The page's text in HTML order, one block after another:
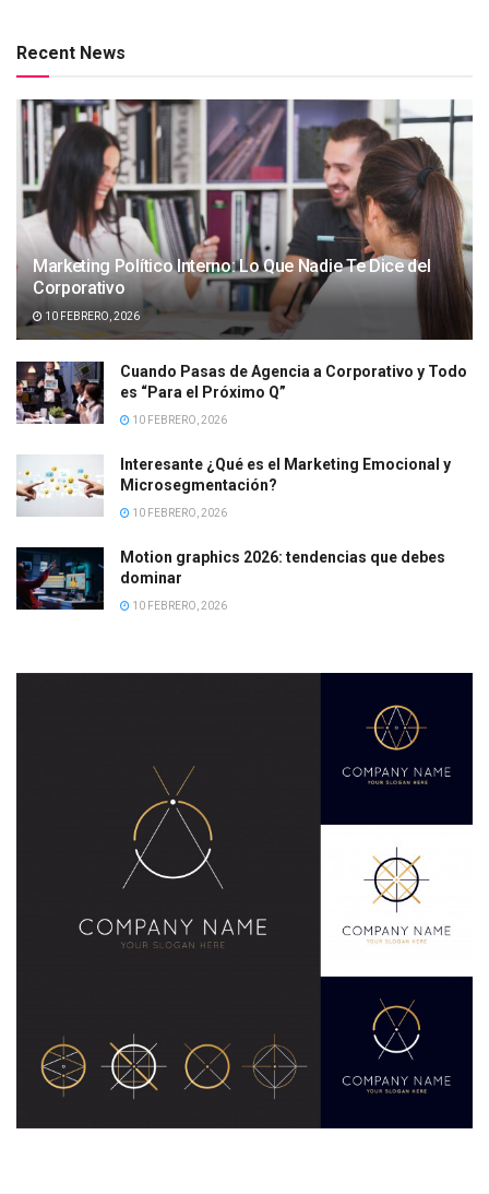
Recent News
Marketing Político Interno: Lo Que Nadie Te Dice del
Corporativo
10 FEBRERO, 2026
Cuando Pasas de Agencia a Corporativo y Todo
es “Para el Próximo Q”
10 FEBRERO, 2026
Interesante ¿Qué es el Marketing Emocional y
Microsegmentación?
10 FEBRERO, 2026
Motion graphics 2026: tendencias que debes
dominar
10 FEBRERO, 2026